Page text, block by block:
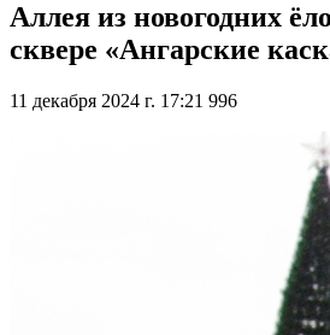
Аллея из новогодних
сквере «Ангарские
11 декабря 2024 г. 17:21 996